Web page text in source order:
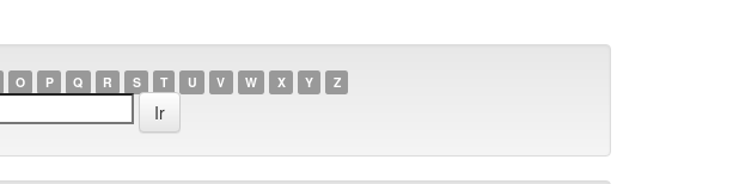
O P Q R S T U V W X Y Z